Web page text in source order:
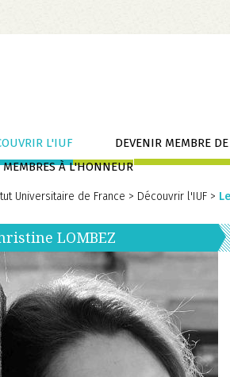
L'IUF DEVENIR MEMBRE
MEMBRES À L'HONNEUR
Universitaire de France > Découvrir l'IUF >
LOMBEZ